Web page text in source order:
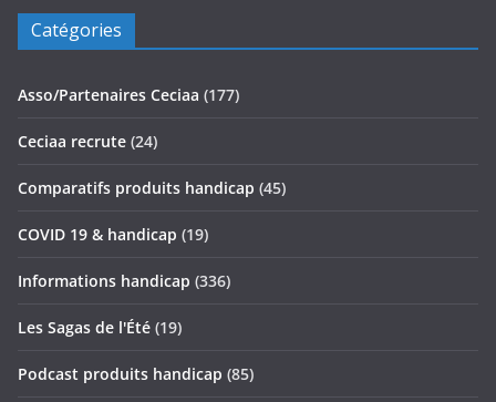
Catégories
Asso/Partenaires Ceciaa (177)
Ceciaa recrute (24)
Comparatifs produits handicap (45)
COVID 19 & handicap (19)
Informations handicap (336)
Les Sagas de l'Été (19)
Podcast produits handicap (85)